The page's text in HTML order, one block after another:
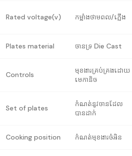
Rated voltage(v) កម្លាំងថាមពល/ភ្លើង
Plates material ចានទ្រ Die Cast
Controls
មុខងារគ្រប់គ្រងដោយ
មេកានិច
Set of plates
កំណត់នូវចានដែល
បានដាក់
Cooking position កំណត់មុខងារចំអិន